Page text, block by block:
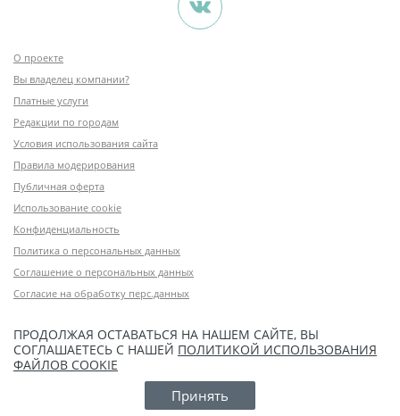
О проекте
Вы владелец компании?
Платные услуги
Редакции по городам
Условия использования сайта
Правила модерирования
Публичная оферта
Использование cookie
Конфиденциальность
Политика о персональных данных
Соглашение о персональных данных
Согласие на обработку перс.данных
ПРОДОЛЖАЯ ОСТАВАТЬСЯ НА НАШЕМ САЙТЕ, ВЫ
СОГЛАШАЕТЕСЬ С НАШЕЙ ПОЛИТИКОЙ ИСПОЛЬЗОВАНИЯ
ФАЙЛОВ COOKIE
Принять